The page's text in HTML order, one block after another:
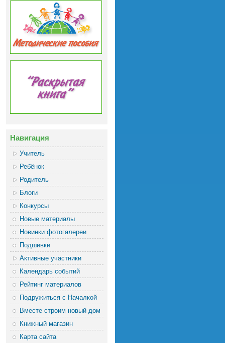
Навигация
Учитель
Ребёнок
Родитель
Блоги
Конкурсы
Новые материалы
Новинки фотогалереи
Подшивки
Активные участники
Календарь событий
Рейтинг материалов
Подружиться с Началкой
Вместе строим новый дом
Книжный магазин
Карта сайта